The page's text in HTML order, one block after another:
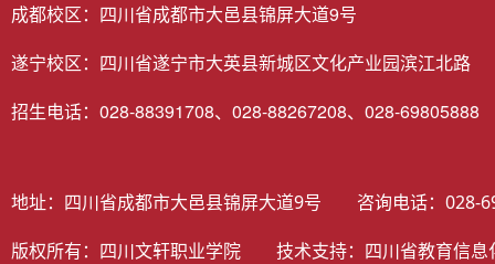
成都校区：四川省成都市大邑县锦屏大道9号
遂宁校区：四川省遂宁市大英县新城区文化产业园滨江北路
招生电话：028-88391708、028-88267208、028-69805888
地址：四川省成都市大邑县锦屏大道9号 咨询电话：
版权所有：四川文轩职业学院 技术支持： 四川省教育信